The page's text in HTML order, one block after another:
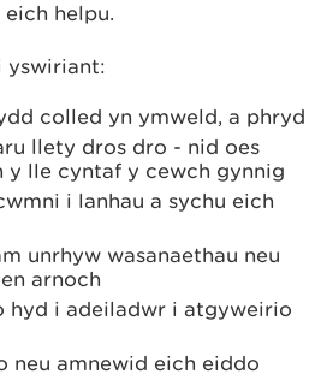
eich helpu.
yswiriant:
colled yn ymweld, a phryd
llety dros dro - nid oes
y lle cyntaf y cewch gynnig
i lanhau a sychu eich
unrhyw wasanaethau neu
arnoch
hyd i adeiladwr i atgyweirio
neu amnewid eich eiddo